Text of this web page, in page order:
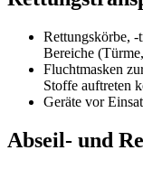
Rettungskörbe,
Bereiche
Fluchtmasken
Stoffe auftreten
Geräte vor
Abseil- und